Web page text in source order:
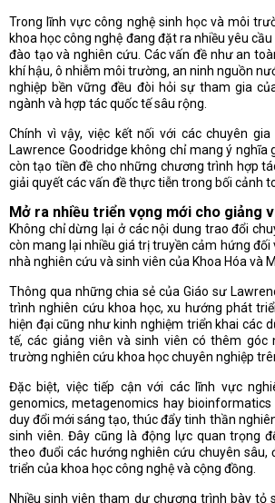
Trong lĩnh vực công nghệ sinh học và môi
khoa học công nghệ đang đặt ra nhiều yêu
đào tạo và nghiên cứu. Các vấn đề như an
khí hậu, ô nhiễm môi trường, an ninh nguồn
nghiệp bền vững đều đòi hỏi sự tham gia
ngành và hợp tác quốc tế sâu rộng.
Chính vì vậy, việc kết nối với các chuyên
Lawrence Goodridge không chỉ mang ý
còn tạo tiền đề cho những chương trình hợp
giải quyết các vấn đề thực tiễn trong bối cảnh
Mở ra nhiều triển vọng mới cho giảng
Không chỉ dừng lại ở các nội dung trao đổi
còn mang lại nhiều giá trị truyền cảm hứng đối
nhà nghiên cứu và sinh viên của Khoa Hóa và
Thông qua những chia sẻ của Giáo sư
trình nghiên cứu khoa học, xu hướng phát
hiện đại cũng như kinh nghiệm triển khai các
tế, các giảng viên và sinh viên có thêm góc
trường nghiên cứu khoa học chuyên nghiệp
Đặc biệt, việc tiếp cận với các lĩnh vực
genomics, metagenomics hay
duy đổi mới sáng tạo, thúc đẩy tinh thần
sinh viên. Đây cũng là động lực quan trọng
theo đuổi các hướng nghiên cứu chuyên sâu,
triển của khoa học công nghệ và cộng đồng.
Nhiều sinh viên tham dự chương trình bày tỏ